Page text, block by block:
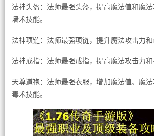
法神头盔：法师最强头盔，提高魔法值和魔
墙术技能。
法神项链：法师最强项链，提升魔法攻击力和
法神戒指：法师最强戒指，提高魔法攻击力和
天尊道袍：法师最强衣服，增加魔法值、魔
毒术技能。